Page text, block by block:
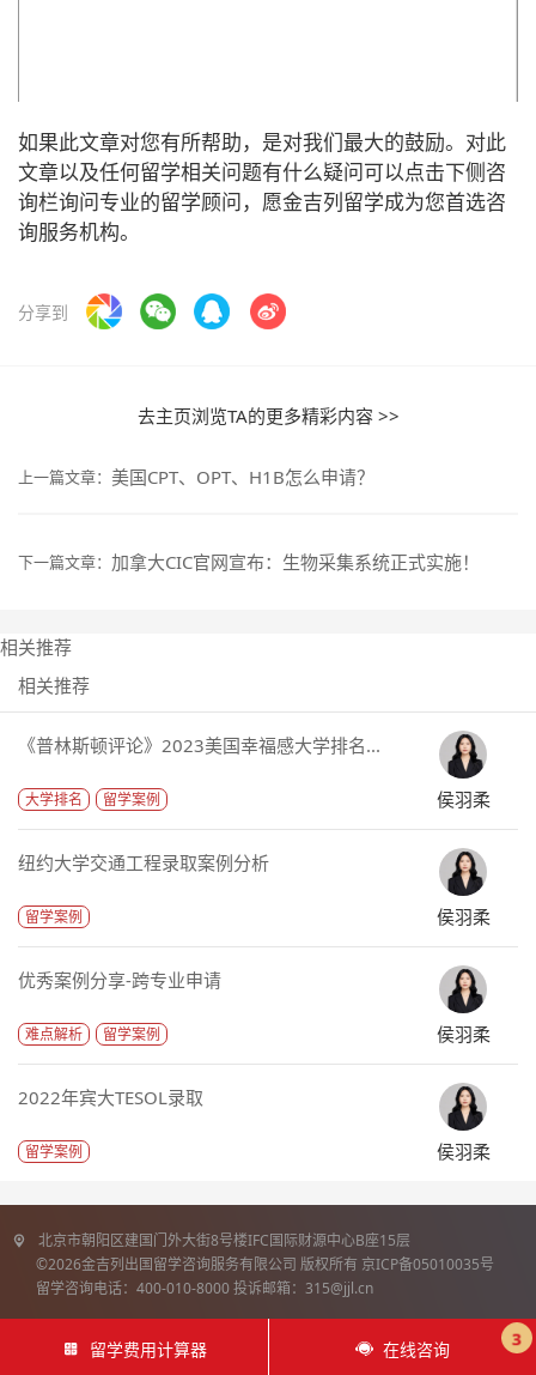
如果此文章对您有所帮助，是对我们最大的鼓励。对此
文章以及任何留学相关问题有什么疑问可以点击下侧咨
询栏询问专业的留学顾问，愿金吉列留学成为您首选咨
询服务机构。
分享到
去主页浏览TA的更多精彩内容 >>
上一篇文章： 美国CPT、OPT、H1B怎么申请？
下一篇文章： 加拿大CIC官网宣布：生物采集系统正式实施！
相关推荐
相关推荐
《普林斯顿评论》2023美国幸福感大学排名...
大学排名 留学案例 侯羽柔
纽约大学交通工程录取案例分析
留学案例 侯羽柔
优秀案例分享-跨专业申请
难点解析 留学案例 侯羽柔
2022年宾大TESOL录取
留学案例 侯羽柔
北京市朝阳区建国门外大街8号楼IFC国际财源中心B座15层
©2026金吉列出国留学咨询服务有限公司 版权所有 京ICP备05010035号
留学咨询电话：400-010-8000 投诉邮箱：315@jjl.cn
留学费用计算器 在线咨询 3